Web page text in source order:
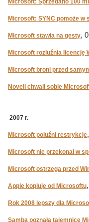
Microsoft: Sprzedano 100
Microsoft: SYNC pomoże w
Microsoft stawia na gesty,
Microsoft rozluźnia licencję
Microsoft broni przed
Novell chwali sobie
2007 r.
Microsoft poluźni restrykcje
Microsoft nie przekonał w
Microsoft ostrzega przed
Apple kopiuje od Microsoftu
Rok 2008 lepszy dla
Samba poznała tajemnice